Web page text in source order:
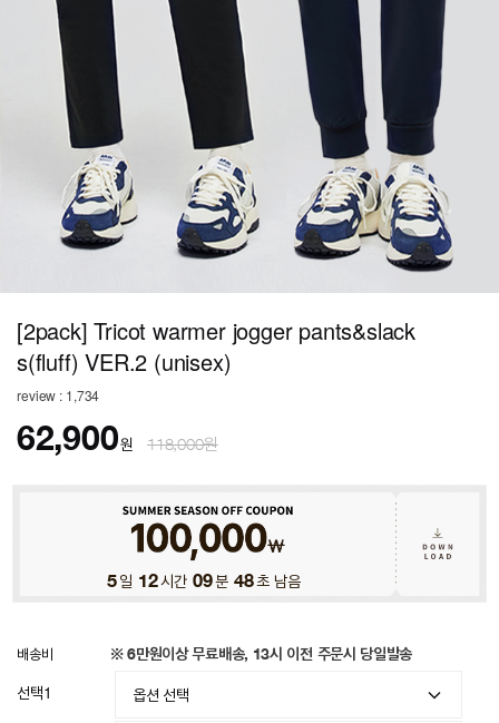
[2pack] Tricot warmer jogger pants&slack
s(fluff) VER.2 (unisex)
review : 1,734
62,900원 118,000원
5일 12시간 09분 45초 남음
배송비 ※ 6만원이상 무료배송, 13시 이전 주문시 당일발송
선택1